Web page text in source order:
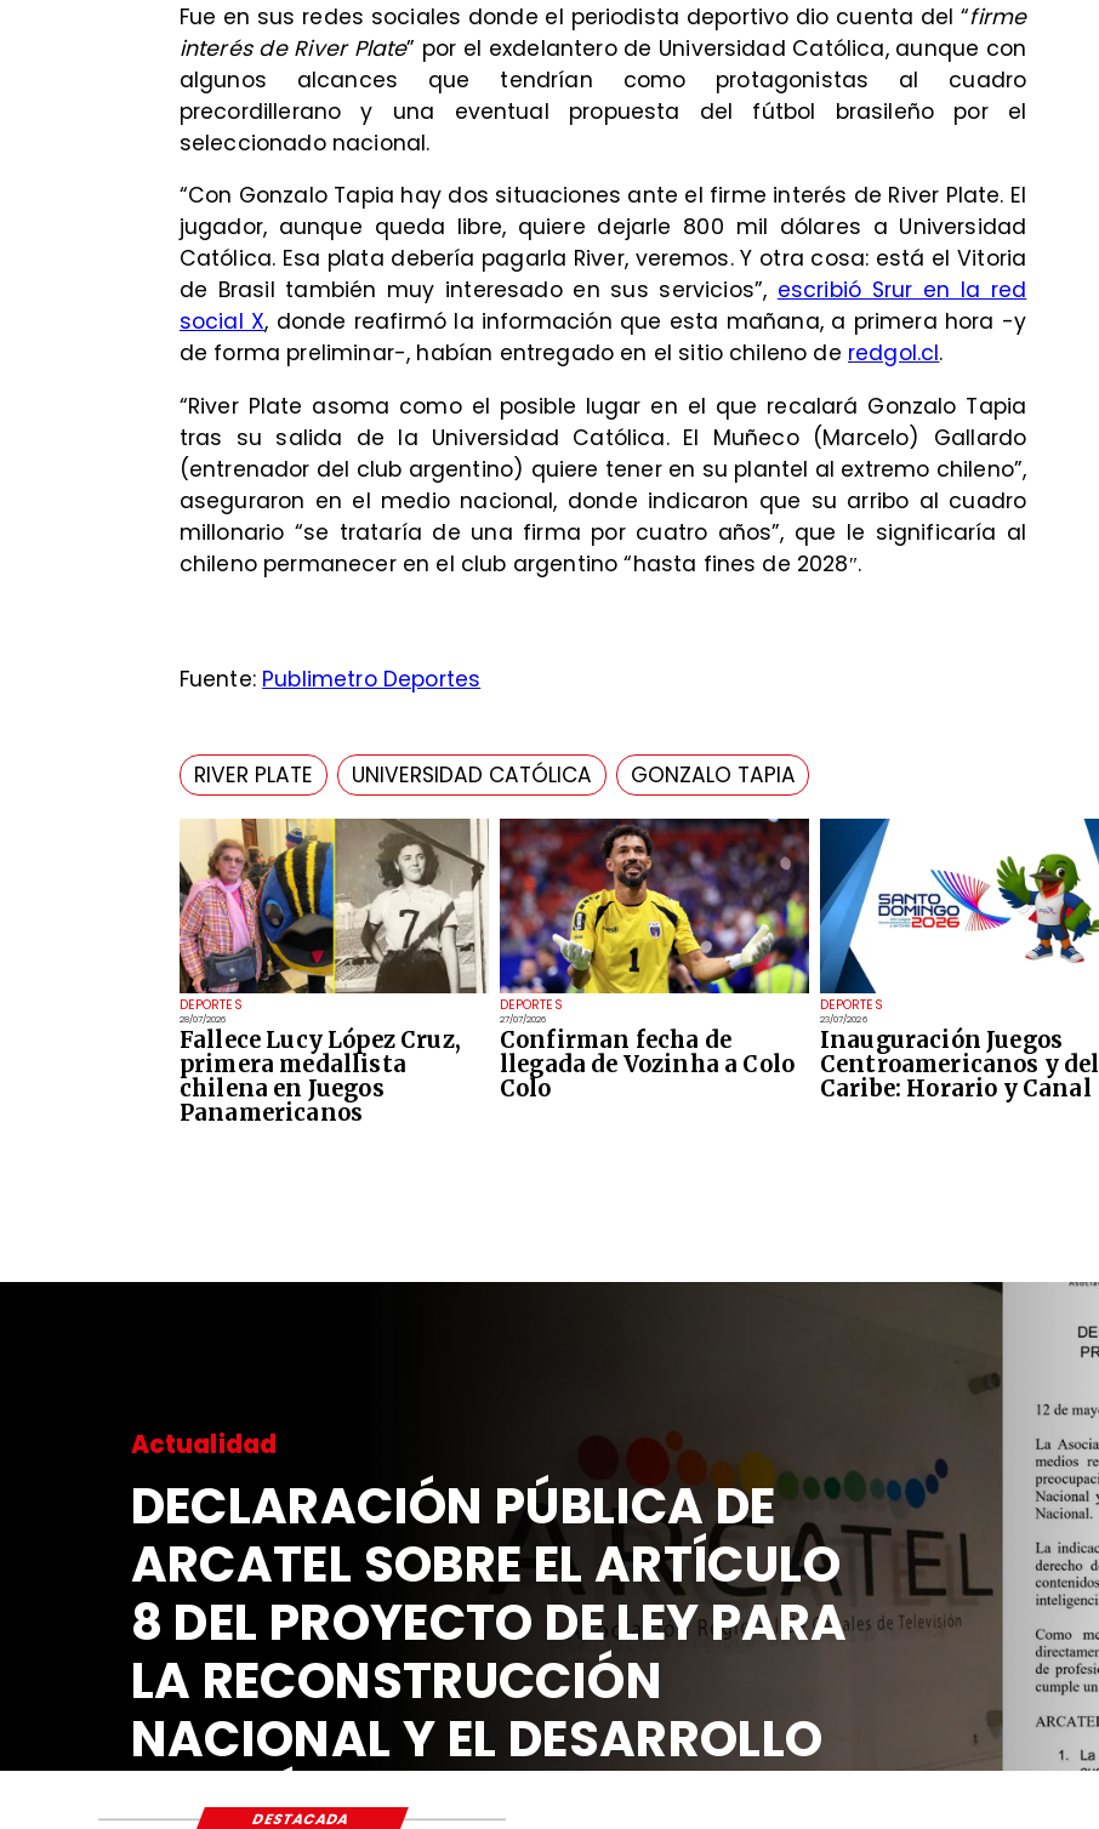
DEPORTES
28/07/2026
Fallece Lucy López Cruz,
primera medallista
chilena en Juegos
Panamericanos
DEPORTES
27/07/2026
Confirman fecha de
llegada de Vozinha a Colo
Colo
DEPORTES
23/07/2026
Inauguración Juegos
Centroamericanos y del
Caribe: Horario y Canal
Fue en sus redes sociales donde el periodista deportivo dio cuenta del “firme
interés de River Plate” por el exdelantero de Universidad Católica, aunque con
algunos alcances que tendrían como protagonistas al cuadro
precordillerano y una eventual propuesta del fútbol brasileño por el
seleccionado nacional.
“Con Gonzalo Tapia hay dos situaciones ante el firme interés de River Plate. El
jugador, aunque queda libre, quiere dejarle 800 mil dólares a Universidad
Católica. Esa plata debería pagarla River, veremos. Y otra cosa: está el Vitoria
de Brasil también muy interesado en sus servicios”, escribió Srur en la red
social X, donde reafirmó la información que esta mañana, a primera hora -y
de forma preliminar-, habían entregado en el sitio chileno de redgol.cl.
“River Plate asoma como el posible lugar en el que recalará Gonzalo Tapia
tras su salida de la Universidad Católica. El Muñeco (Marcelo) Gallardo
(entrenador del club argentino) quiere tener en su plantel al extremo chileno”,
aseguraron en el medio nacional, donde indicaron que su arribo al cuadro
millonario “se trataría de una firma por cuatro años”, que le significaría al
chileno permanecer en el club argentino “hasta fines de 2028″.
Fuente: Publimetro Deportes
RIVER PLATE UNIVERSIDAD CATÓLICA GONZALO TAPIA
Actualidad
DECLARACIÓN PÚBLICA DE
ARCATEL SOBRE EL ARTÍCULO
8 DEL PROYECTO DE LEY PARA
LA RECONSTRUCCIÓN
NACIONAL Y EL DESARROLLO
ECONÓMICO Y SOCIAL
DESTACADA